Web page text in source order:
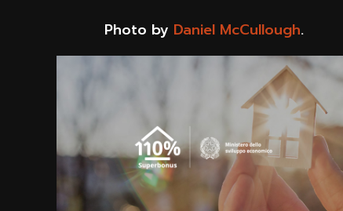
Photo by Daniel McCullough.